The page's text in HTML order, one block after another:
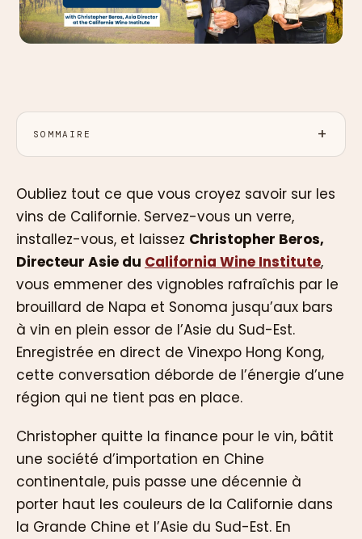
SOMMAIRE
Oubliez tout ce que vous croyez savoir sur les
vins de Californie. Servez-vous un verre,
installez-vous, et laissez Christopher Beros,
Directeur Asie du California Wine Institute,
vous emmener des vignobles rafraîchis par le
brouillard de Napa et Sonoma jusqu’aux bars
à vin en plein essor de l’Asie du Sud-Est.
Enregistrée en direct de Vinexpo Hong Kong,
cette conversation déborde de l’énergie d’une
région qui ne tient pas en place.
Christopher quitte la finance pour le vin, bâtit
une société d’importation en Chine
continentale, puis passe une décennie à
porter haut les couleurs de la Californie dans
la Grande Chine et l’Asie du Sud-Est. En